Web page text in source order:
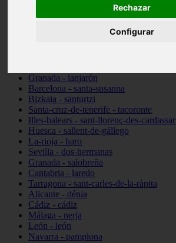
Rechazar
Configurar
Granada - lanjarón
Barcelona - santa-susanna
Bizkaia - santurtzi
Santa-cruz-de-tenerife - tacoronte
Illes-balears - sant-llorenç-des-cardassar
Huesca - sallent-de-gállego
La-rioja - haro
Sevilla - dos-hermanas
Granada - salobreña
Cantabria - laredo
Tarragona - sant-carles-de-la-ràpita
Alicante - dénia
Cádiz - cádiz
Málaga - nerja
León - león
Navarra - pamplona